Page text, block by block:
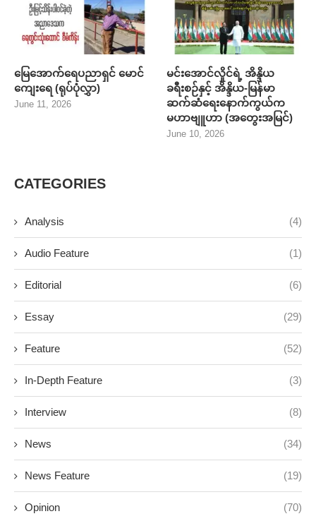
မြေအောက်ရေပညာရှင် မောင်
ကျေးရေ (ရုပ်ပုံလွှာ)
June 11, 2026
မင်းအောင်လှိုင်ရဲ့ အိန္ဒိယ
ခရီးစဉ်နှင့် အိန္ဒိယ-မြန်မာ
ဆက်ဆံရေးနောက်ကွယ်က
မဟာဗျူဟာ (အတွေးအမြင်)
June 10, 2026
CATEGORIES
Analysis (4)
Audio Feature (1)
Editorial (6)
Essay (29)
Feature (52)
In-Depth Feature (3)
Interview (8)
News (34)
News Feature (19)
Opinion (70)